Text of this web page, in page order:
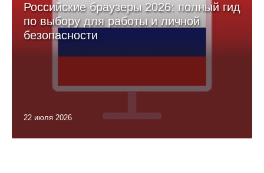
Российские браузеры 2026: полный гид
по выбору для работы и личной
безопасности
22 июля 2026